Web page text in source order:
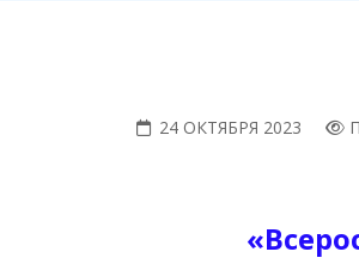
24 ОКТЯБРЯ 2023